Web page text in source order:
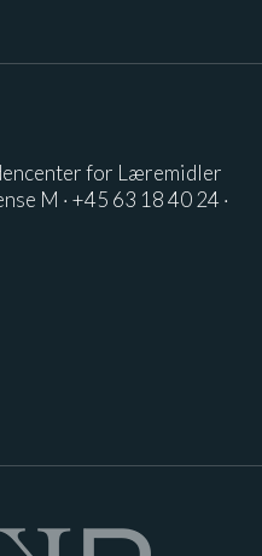
for Læremidler
M · +45 63 18 40 24 ·